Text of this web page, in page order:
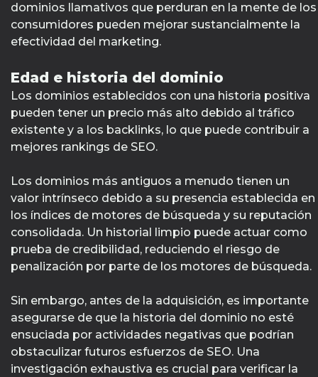
dominios llamativos que perduran en la mente de los
consumidores pueden mejorar sustancialmente la
efectividad del marketing.
Edad e historia del dominio
Los dominios establecidos con una historia positiva
pueden tener un precio más alto debido al tráfico
existente y a los backlinks, lo que puede contribuir a
mejores rankings de SEO.
Los dominios más antiguos a menudo tienen un
valor intrínseco debido a su presencia establecida en
los índices de motores de búsqueda y su reputación
consolidada. Un historial limpio puede actuar como
prueba de credibilidad, reduciendo el riesgo de
penalización por parte de los motores de búsqueda.
Sin embargo, antes de la adquisición, es importante
asegurarse de que la historia del dominio no esté
ensuciada por actividades negativas que podrían
obstaculizar futuros esfuerzos de SEO. Una
investigación exhaustiva es crucial para verificar la